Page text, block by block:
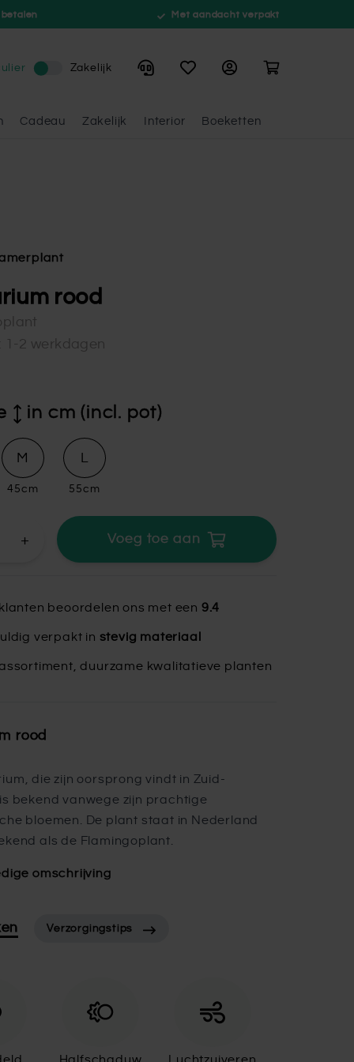
Met aandacht verpakt
Cadeau Zakelijk Interior Boeketten
Zakelijk Winkelwagen
rood
1-2 werkdagen
in cm (incl. pot)
M
45cm 55cm
+ Voeg toe aan
beoordelen ons met een 9.4
verpakt in stevig materiaal
duurzame kwalitatieve planten
rood
die zijn oorsprong vindt in Zuid-
bekend vanwege zijn prachtige
bloemen. De plant staat in Nederland
als de Flamingoplant.
omschrijving
Verzorgingstips